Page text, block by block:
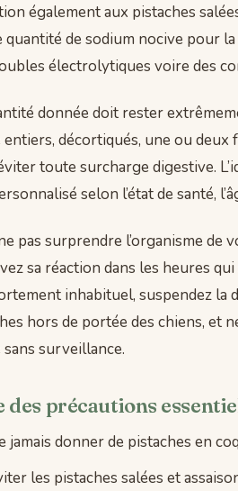
également aux pistaches
quantité de sodium nocive pour
électrolytiques voire des
donnée doit rester
entiers, décortiqués, une ou
toute surcharge digestive.
selon l’état de santé,
pas surprendre l’organisme
sa réaction dans les heures
inhabituel, suspendez la
hors de portée des chiens, et
sans surveillance.
des précautions
jamais donner de pistaches en
les pistaches salées et